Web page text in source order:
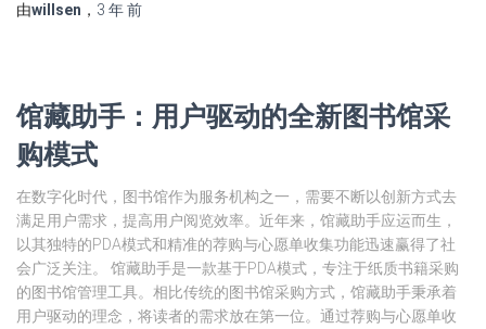
由willsen ， 3 年前
馆藏助手：用户驱动的全新图书馆采
购模式
在数字化时代，图书馆作为服务机构之一，需要不断以创新方式去
满足用户需求，提高用户阅览效率。近年来，馆藏助手应运而生，
以其独特的PDA模式和精准的荐购与心愿单收集功能迅速赢得了社
会广泛关注。 馆藏助手是一款基于PDA模式，专注于纸质书籍采购
的图书馆管理工具。相比传统的图书馆采购方式，馆藏助手秉承着
用户驱动的理念，将读者的需求放在第一位。通过荐购与心愿单收